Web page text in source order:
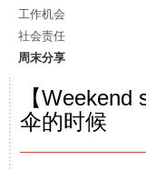
工作机会
社会责任
周末分享
【
伞的时候